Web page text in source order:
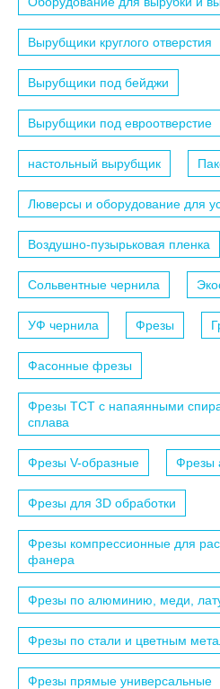
Вырубщики круглого отверстия
Вырубщики под бейджи
Вырубщики под евроотверстие
настольный вырубщик
Люверсы и оборудование для
Воздушно-пузырьковая пленка
Сольвентные чернила
УФ чернила Фрезы
Фасонные фрезы
Фрезы TCT с напаянными
сплава
Фрезы V-образные Фрезы
Фрезы для 3D обработки
Фрезы компрессионные для
фанера
Фрезы по алюминию, меди,
Фрезы по стали и цветным
Фрезы прямые универсальные